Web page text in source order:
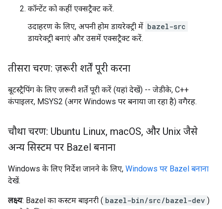
कॉन्टेंट को कहीं एक्सट्रैक्ट करें.
उदाहरण के लिए, अपनी होम डायरेक्ट्री में bazel-src
डायरेक्ट्री बनाएं और उसमें एक्सट्रैक्ट करें.
तीसरा चरण: ज़रूरी शर्तें पूरी करना
बूटस्ट्रैपिंग के लिए ज़रूरी शर्तें पूरी करें (यहां देखें) -- जेडीके, C++
कंपाइलर, MSYS2 (अगर Windows पर बनाया जा रहा है) वगैरह.
चौथा चरण: Ubuntu Linux, macOS, और Unix जैसे
अन्य सिस्टम पर Bazel बनाना
Windows के लिए निर्देश जानने के लिए, Windows पर Bazel बनाना
देखें.
लक्ष्य: Bazel का कस्टम बाइनरी ( bazel-bin/src/bazel-dev )